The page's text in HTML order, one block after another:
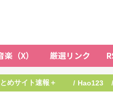
（X） 厳選リンク
めサイト速報＋ / Hao123 /